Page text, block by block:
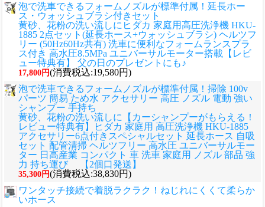
泡で洗車できるフォームノズルが標準付属！延長ホー
ス・ウォッシュブラシ付きセット
黄砂、花粉の洗い流しに ヒダカ 家庭用高圧洗浄機 HKU-
1885 2点セット(延長ホース+ウォッシュブラシ) ヘルツフ
リー (50Hz60Hz共有) 洗車に便利なフォームランスプラ
ス付き 高水圧8.5MPa ユニバーサルモーター搭載【レビ
ュー特典有】 父の日のプレゼントにも♪
17,800円(消費税込:19,580円)
泡で洗車できるフォームノズルが標準付属！掃除 100v
パーツ 簡易 ため水 アクセサリー 高圧 ノズル 電動 強い
シャンプー 手持ち
黄砂、花粉の洗い流しに
【カーシャンプーがもらえる！
レビュー特典有】ヒダカ 家庭用 高圧洗浄機 HKU-1885
アクセサリー6点付きスペシャルセット 延長ホース 自吸
セット 配管清掃 ヘルツフリー 高水圧 ユニバーサルモー
ター 日高産業 コンパクト 車 洗車 家庭用 ノズル 部品 強
力 持ち運び 【2個口発送】
35,300円(消費税込:38,830円)
ワンタッチ接続で着脱ラクラク！ねじれにくくて柔らか
いホース